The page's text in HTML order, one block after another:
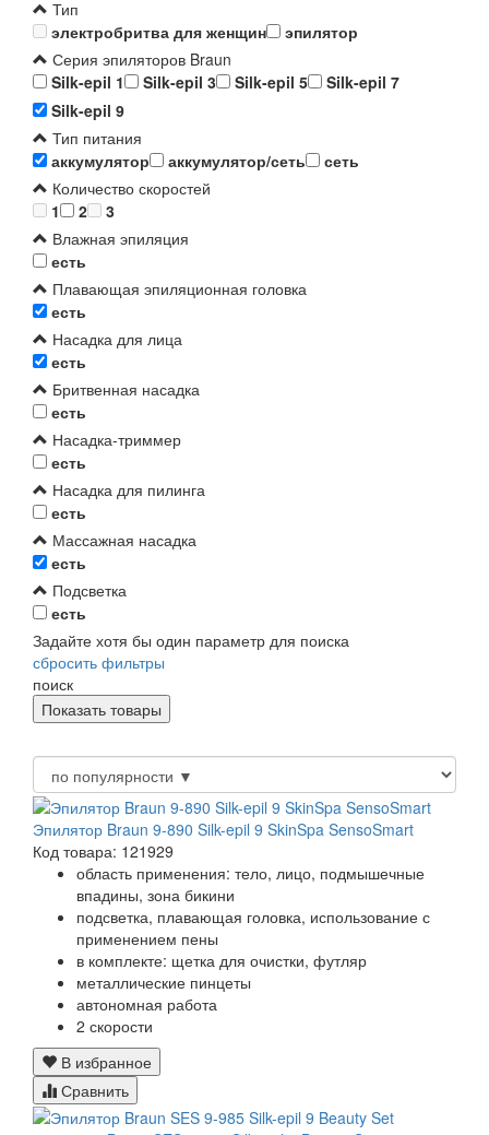
Тип
электробритва для женщин
эпилятор
Серия эпиляторов Braun
Silk-epil 1
Silk-epil 3 Silk-epil 5
Silk-epil 7
Silk-epil 9
Тип питания
аккумулятор
аккумулятор/сеть
сеть
Количество скоростей
1
2
3
Влажная эпиляция
есть
Плавающая эпиляционная головка
есть
Насадка для лица
есть
Бритвенная насадка
есть
Насадка-триммер
есть
Насадка для пилинга
есть
Массажная насадка
есть
Подсветка
есть
Задайте хотя бы один параметр для поиска
сбросить фильтры
поиск
Эпилятор Braun 9-890 Silk-epil 9 SkinSpa SensoSmart
Код товара: 121929
область применения: тело, лицо, подмышечные
впадины, зона бикини
подсветка, плавающая головка, использование с
применением пены
в комплекте: щетка для очистки, футляр
металлические пинцеты
автономная работа
2 скорости
В избранное
Сравнить